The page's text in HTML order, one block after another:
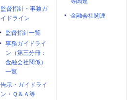
監督指針・事務ガ
イドライン
監督指針一覧
事務ガイドライ
ン（第三分冊：
金融会社関係）
一覧
告示・ガイドライ
ン・Ｑ＆Ａ等
金融会社関連